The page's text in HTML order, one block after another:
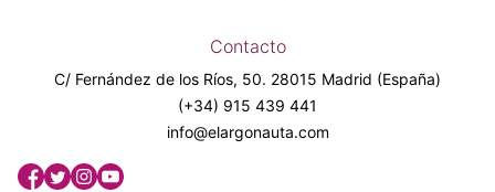
Contacto
C/ Fernández de los Ríos, 50. 28015 Madrid (España)
(+34) 915 439 441
info@elargonauta.com